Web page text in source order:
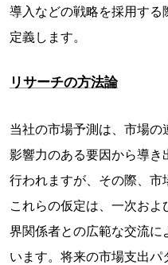
導入などの戦略を採用す
定義します。
リサーチの方法論
当社の市場予測は、市場
影響力のある要因から導き
行われますが、その際、市
これらの仮定は、一次お
界関係者との広範な交流に
います。将来の市場支出